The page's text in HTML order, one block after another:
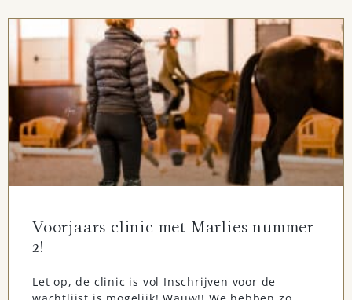
Voorjaars clinic met Marlies nummer
2!
Let op, de clinic is vol Inschrijven voor de